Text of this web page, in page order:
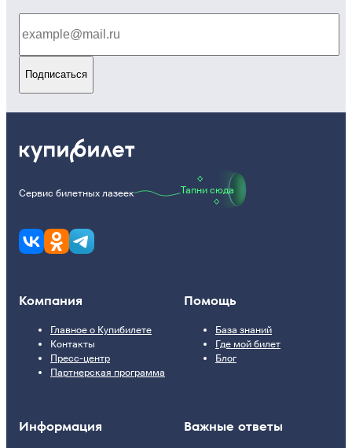
Подписаться
Сервис билетных лазеек Тапни сюда
Компания
Главное о Купибилете
Контакты
Пресс-центр
Партнерская программа
Помощь
База знаний
Где мой билет
Блог
Информация Важные ответы